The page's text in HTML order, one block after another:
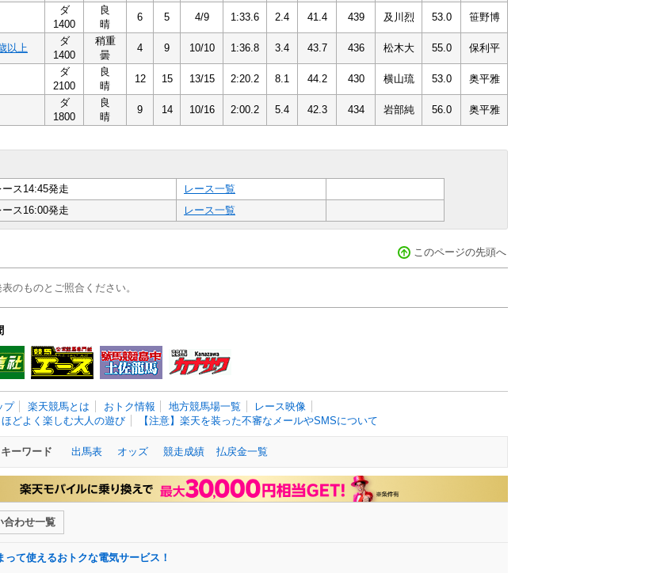
ダ
1400
良
晴
6 5 4/9 1:33.6 2.4 41.4 439 及川烈 53.0 笹野博
以上
ダ
1400
稍重
曇
4 9 10/10 1:36.8 3.4 43.7 436 松木大 55.0 保利平
ダ
2100
良
晴
12 15 13/15 2:20.2 8.1 44.2 430 横山琉 53.0 奥平雅
ダ
1800
良
晴
9 14 10/16 2:00.2 5.4 42.3 434 岩部純 56.0 奥平雅
ス14:45発走
レース一覧
ス16:00発走 レース一覧
このページの先頭へ
のものとご照合ください。
プ 楽天競馬とは おトク情報 地方競馬場一覧
レース映像
どよく楽しむ大人の遊び
【注意】楽天を装った不審なメールやSMSについて
キーワード 出馬表 オッズ 競走成績 払戻金一覧
合わせ一覧
って使えるおトクな電気サービス！